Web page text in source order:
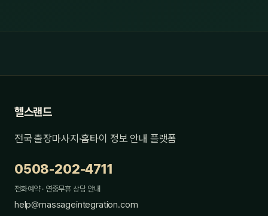
헬스랜드
전국 출장마사지·홈타이 정보 안내 플랫폼
0508-202-4711
전화예약 · 연중무휴 상담 안내
help@massageintegration.com